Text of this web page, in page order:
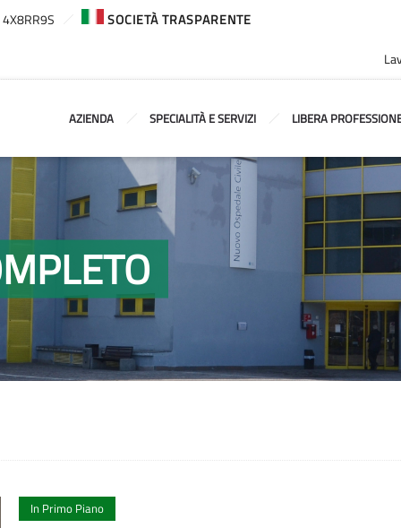
SOCIETÀ TRASPARENTE
AZIENDA SPECIALITÀ E SERVIZI LIBERA
In Primo Piano